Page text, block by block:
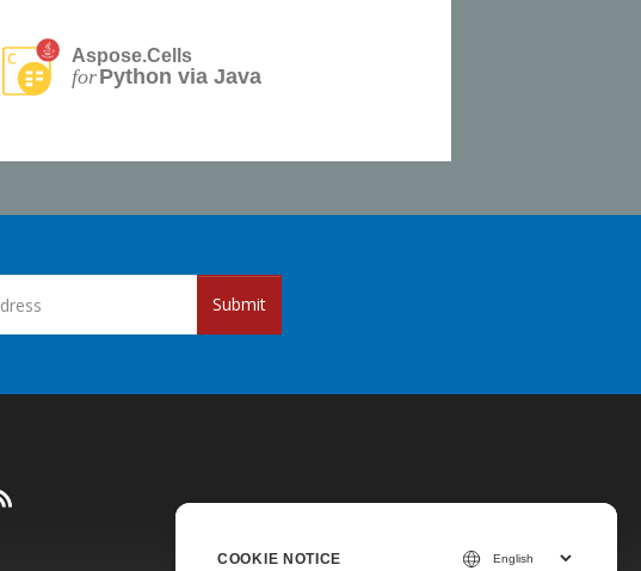
Aspose.Cells
forPython via Java
Submit
COOKIE NOTICE